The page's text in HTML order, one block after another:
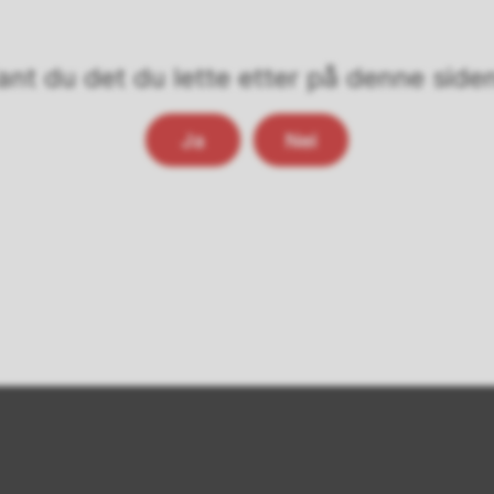
du det du lette etter på denne
Ja Nei